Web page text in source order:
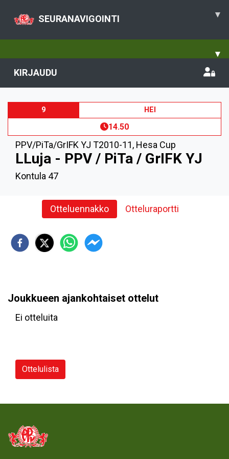
SEURANAVIGOINTI ▾
▾
KIRJAUDU
9 HEI
14.50
PPV/PiTa/GrIFK YJ T2010-11, Hesa Cup
LLuja - PPV / PiTa / GrIFK YJ
Kontula 47
Otteluennakko Otteluraportti
Joukkueen ajankohtaiset ottelut
Ei otteluita
Ottelulista